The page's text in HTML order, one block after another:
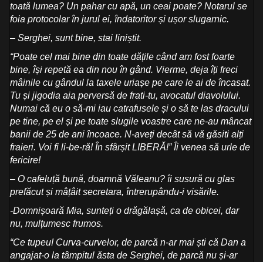
toată lumea? Un pahar cu apă, un ceai poate? Notarul se
foia protocolar în jurul ei, îndatoritor și ușor slugarnic.
– Serghei, sunt bine, stai liniștit.
“Poate cel mai bine din toate dățile când am fost foarte
bine, își repetă ea din nou în gând. Vierme, deja îți freci
mâinile cu gândul la taxele uriașe pe care le ai de încasat.
Tu și jigodia aia perversă de frati-tu, avocatul diavolului.
Numai că eu o să-mi iau catrafusele și o să te las dracului
pe tine, pe el și pe toate slugile voastre care ne-au mâncat
banii de 25 de ani încoace. N-aveți decât să vă găsiti alți
fraieri. Voi fi li-be-ră! În sfârșit LIBERĂ!” Îi venea să urle de
fericire!
– O cafeluță bună, doamnă Văleanu? îi susură cu glas
prefăcut și mâțâit secretara, întrerupându-i visările.
-Domnișoară Mia, sunteți o drăgălașă, ca de obicei, dar
nu, mulțumesc frumos.
“Ce tupeu! Curva-curvelor, de parcă n-ar mai ști că Dan a
angajat-o la tâmpitul ăsta de Serghei, de parcă nu și-ar